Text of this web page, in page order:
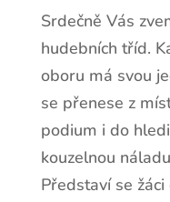
Srdečně Vás
hudebních tříd.
oboru má svou
se přenese z
podium i do
kouzelnou
Představí se